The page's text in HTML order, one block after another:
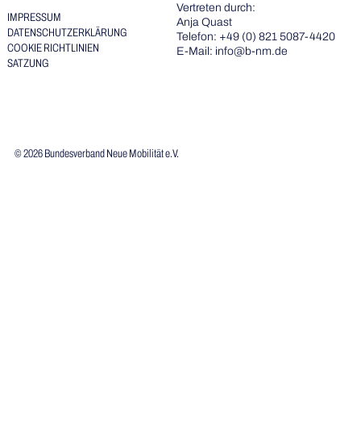
IMPRESSUM
DATENSCHUTZERKLÄRUNG
COOKIE RICHTLINIEN
SATZUNG
Vertreten durch:
Anja Quast
Telefon: +49 (0) 821 5087-4420
E-Mail: info@b-nm.de
© 2026 Bundesverband Neue Mobilität e.V.